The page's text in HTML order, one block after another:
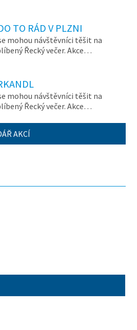
TO RÁD V PLZNI
mohou návštěvníci těšit na
Řecký večer. Akce…
mohou návštěvníci těšit na
Řecký večer. Akce…
AKCÍ